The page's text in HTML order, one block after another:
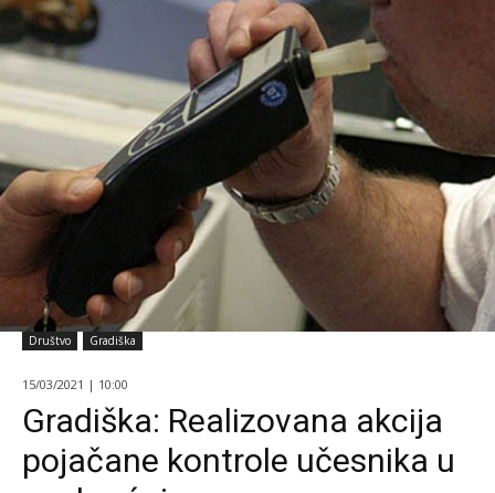
Društvo Gradiška
15/03/2021 | 10:00
Gradiška: Realizovana akcija
pojačane kontrole učesnika u